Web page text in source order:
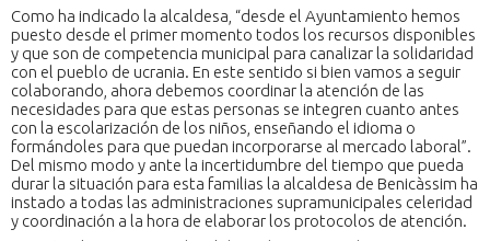
Como ha indicado la alcaldesa, “desde el Ayuntamiento hemos
puesto desde el primer momento todos los recursos disponibles
y que son de competencia municipal para canalizar la solidaridad
con el pueblo de ucrania. En este sentido si bien vamos a seguir
colaborando, ahora debemos coordinar la atención de las
necesidades para que estas personas se integren cuanto antes
con la escolarización de los niños, enseñando el idioma o
formándoles para que puedan incorporarse al mercado laboral”.
Del mismo modo y ante la incertidumbre del tiempo que pueda
durar la situación para esta familias la alcaldesa de Benicàssim ha
instado a todas las administraciones supramunicipales celeridad
y coordinación a la hora de elaborar los protocolos de atención.